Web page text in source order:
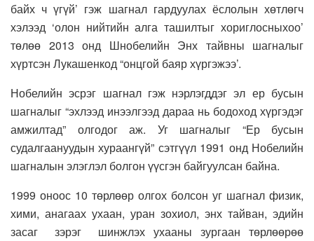
байх ч үгүй’ гэж шагнал гардуулах ёслолын хөтлөгч
хэлээд ‘олон нийтийн алга ташилтыг хориглосныхоо’
төлөө 2013 онд Шнобелийн Энх тайвны шагналыг
хүртсэн Лукашенкод “онцгой баяр хүргэжээ’.
Нобелийн эсрэг шагнал гэж нэрлэгддэг эл ер бусын
шагналыг “эхлээд инээлгээд дараа нь бодоход хүргэдэг
амжилтад” олгодог аж. Уг шагналыг “Ер бусын
судалгаануудын хураангүй” сэтгүүл 1991 онд Нобелийн
шагналын элэглэл болгон үүсгэн байгуулсан байна.
1999 оноос 10 төрлөөр олгох болсон уг шагнал физик,
хими, анагаах ухаан, уран зохиол, энх тайван, эдийн
засаг зэрэг шинжлэх ухааны зургаан төрлөөрөө